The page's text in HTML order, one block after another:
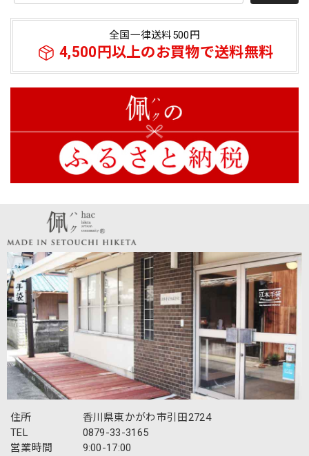
全国一律送料500円
4,500円以上のお買物で送料無料
住所
香川県東かがわ市引田2724
TEL
0879-33-3165
営業時間
9:00-17:00